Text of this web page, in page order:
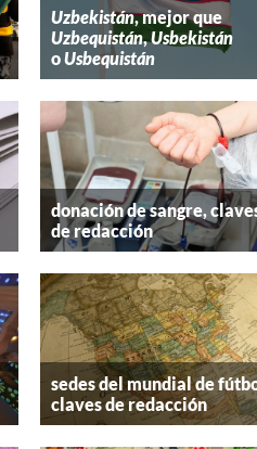
Uzbekistán, mejor que
Uzbequistán,Usbekistán
oUsbequistán
donación de sangre,
de redacción
sedes del mundial de
claves de redacción